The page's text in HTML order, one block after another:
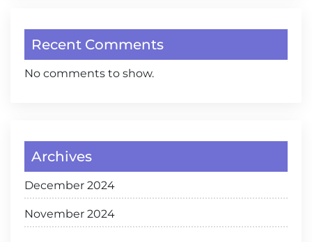
Recent Comments
No comments to show.
Archives
December 2024
November 2024